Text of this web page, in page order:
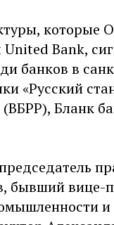
которые
Bank,
банков в
«Русский
Бланк
бывший вице-
и